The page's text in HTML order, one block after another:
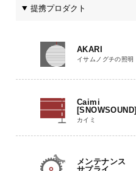
提携プロダクト
AKARI
イサムノグチの照明
Caimi
[SNOWSOUND]
カイミ
メンテナンス